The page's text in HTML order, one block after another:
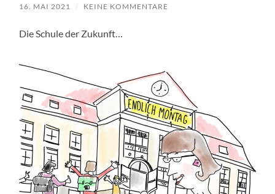
16. MAI 2021 / KEINE KOMMENTARE
Die Schule der Zukunft…